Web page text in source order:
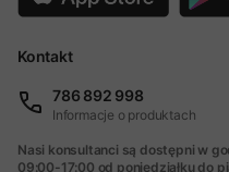
Kontakt
786 892 998
Informacje o produktach
Nasi konsultanci są dostępni w
09:00-17:00 od poniedziałku do